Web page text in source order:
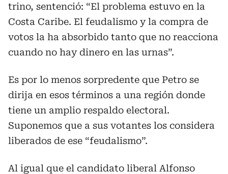
trino, sentenció: “El problema estuvo en la
Costa Caribe. El feudalismo y la compra de
votos la ha absorbido tanto que no reacciona
cuando no hay dinero en las urnas”.
Es por lo menos sorpredente que Petro se
dirija en esos términos a una región donde
tiene un amplio respaldo electoral.
Suponemos que a sus votantes los considera
liberados de ese “feudalismo”.
Al igual que el candidato liberal Alfonso